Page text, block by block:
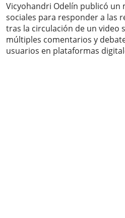
Vicyohandri Odelín publicó un
sociales para responder a las
tras la circulación de un video
múltiples comentarios y
usuarios en plataformas